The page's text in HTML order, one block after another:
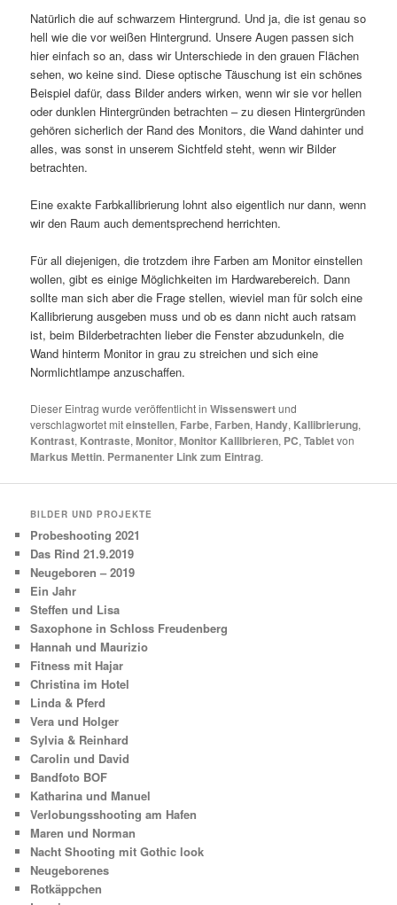
Natürlich die auf schwarzem Hintergrund. Und ja, die ist genau so
hell wie die vor weißen Hintergrund. Unsere Augen passen sich
hier einfach so an, dass wir Unterschiede in den grauen Flächen
sehen, wo keine sind. Diese optische Täuschung ist ein schönes
Beispiel dafür, dass Bilder anders wirken, wenn wir sie vor hellen
oder dunklen Hintergründen betrachten – zu diesen Hintergründen
gehören sicherlich der Rand des Monitors, die Wand dahinter und
alles, was sonst in unserem Sichtfeld steht, wenn wir Bilder
betrachten.
Eine exakte Farbkallibrierung lohnt also eigentlich nur dann, wenn
wir den Raum auch dementsprechend herrichten.
Für all diejenigen, die trotzdem ihre Farben am Monitor einstellen
wollen, gibt es einige Möglichkeiten im Hardwarebereich. Dann
sollte man sich aber die Frage stellen, wieviel man für solch eine
Kallibrierung ausgeben muss und ob es dann nicht auch ratsam
ist, beim Bilderbetrachten lieber die Fenster abzudunkeln, die
Wand hinterm Monitor in grau zu streichen und sich eine
Normlichtlampe anzuschaffen.
Dieser Eintrag wurde veröffentlicht inWissenswertund
verschlagwortet miteinstellen, Farbe, Farben, Handy, Kallibrierung,
Kontrast, Kontraste,Monitor,Monitor Kallibrieren, PC,Tabletvon
Markus Mettin. Permanenter Link zum Eintrag.
BILDER UND PROJEKTE
Probeshooting 2021
Das Rind 21.9.2019
Neugeboren – 2019
Ein Jahr
Steffen und Lisa
Saxophone in Schloss Freudenberg
Hannah und Maurizio
Fitness mit Hajar
Christina im Hotel
Linda & Pferd
Vera und Holger
Sylvia & Reinhard
Carolin und David
Bandfoto BOF
Katharina und Manuel
Verlobungsshooting am Hafen
Maren und Norman
Nacht Shooting mit Gothic look
Neugeborenes
Rotkäppchen